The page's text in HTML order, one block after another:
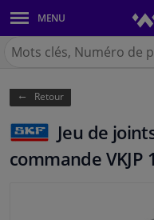
MENU
Carrosserie & tôles
Feux & ampoules
Freinage
Système d'échappement
Chercher
Winparts.be
Retour
Jeu de
commande VKJP